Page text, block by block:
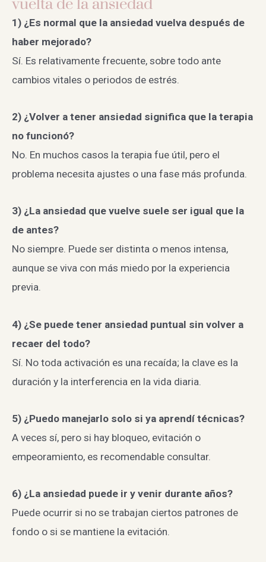
vuelta de la ansiedad
1) ¿Es normal que la ansiedad vuelva después de
haber mejorado?
Sí. Es relativamente frecuente, sobre todo ante
cambios vitales o periodos de estrés.
2) ¿Volver a tener ansiedad significa que la terapia
no funcionó?
No. En muchos casos la terapia fue útil, pero el
problema necesita ajustes o una fase más profunda.
3) ¿La ansiedad que vuelve suele ser igual que la
de antes?
No siempre. Puede ser distinta o menos intensa,
aunque se viva con más miedo por la experiencia
previa.
4) ¿Se puede tener ansiedad puntual sin volver a
recaer del todo?
Sí. No toda activación es una recaída; la clave es la
duración y la interferencia en la vida diaria.
5) ¿Puedo manejarlo solo si ya aprendí técnicas?
A veces sí, pero si hay bloqueo, evitación o
empeoramiento, es recomendable consultar.
6) ¿La ansiedad puede ir y venir durante años?
Puede ocurrir si no se trabajan ciertos patrones de
fondo o si se mantiene la evitación.